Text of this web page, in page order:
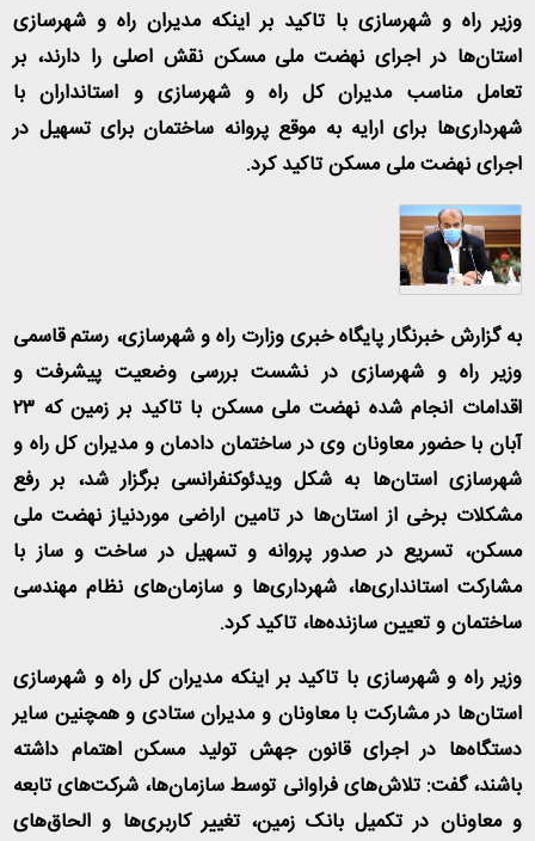
وزیر راه و شهرسازی با تاکید بر اینکه مدیران راه و شهرسازی
استان‌ها در اجرای نهضت ملی مسکن نقش اصلی را دارند، بر
تعامل مناسب مدیران کل راه و شهرسازی و استانداران با
شهرداری‌ها برای ارایه به موقع پروانه ساختمان برای تسهیل در
اجرای نهضت ملی مسکن تاکید کرد.
به گزارش خبرنگار پایگاه خبری وزارت راه و شهرسازی، رستم قاسمی
وزیر راه و شهرسازی در نشست بررسی وضعیت پیشرفت و
اقدامات انجام شده نهضت ملی مسکن با تاکید بر زمین که ۲۳
آبان با حضور معاونان وی در ساختمان دادمان و مدیران کل راه و
شهرسازی استان‌ها به شکل ویدئوکنفرانسی برگزار شد، بر رفع
مشکلات برخی از استان‌ها در تامین اراضی موردنیاز نهضت ملی
مسکن، تسریع در صدور پروانه و تسهیل در ساخت و ساز با
مشارکت استانداری‌ها، شهرداری‌ها و سازمان‌های نظام مهندسی
ساختمان و تعیین سازنده‌ها، تاکید کرد.
وزیر راه و شهرسازی با تاکید بر اینکه مدیران کل راه و شهرسازی
استان‌ها در مشارکت با معاونان و مدیران ستادی و همچنین سایر
دستگاه‌ها در اجرای قانون جهش تولید مسکن اهتمام داشته
باشند، گفت: تلاش‌های فراوانی توسط سازمان‌ها، شرکت‌های تابعه
و معاونان در تکمیل بانک زمین، تغییر کاربری‌ها و الحاق‌های